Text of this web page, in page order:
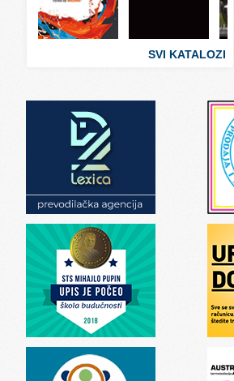
Svet zanimljivosti
Svet zdravlja
SVI KATALOZI